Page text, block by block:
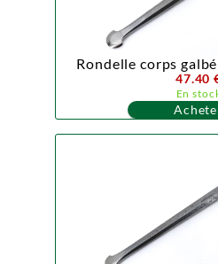
Rondelle corps
47.40
En